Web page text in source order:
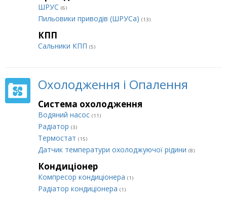
ШРУС (6)
Пильовики приводів (ШРУСа) (13)
КПП
Сальники КПП (5)
Охолодження і Опалення
Система охолодження
Водяний насос (11)
Радіатор (3)
Термостат (15)
Датчик температури охолоджуючої рідини (8)
Кондиціонер
Компресор кондиціонера (1)
Радіатор кондиціонера (1)